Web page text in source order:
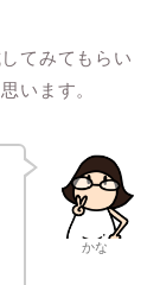
てみてもらい
います。
かな